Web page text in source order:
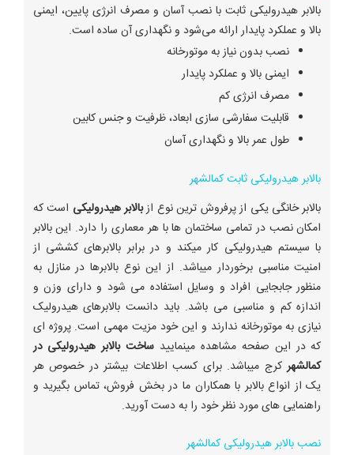
بالابر هیدرولیکی ثابت با نصب آسان و مصرف انرژی پایین، ایمنی
بالا و عملکرد پایدار ارائه می‌شود و نگهداری آن ساده است.
نصب بدون نیاز به موتورخانه
ایمنی بالا و عملکرد پایدار
مصرف انرژی کم
قابلیت سفارشی سازی ابعاد، ظرفیت و جنس کابین
طول عمر بالا و نگهداری آسان
بالابر هیدرولیکی ثابت کمالشهر
بالابر خانگی یکی از پرفروش ترین نوع ازبالابر هیدرولیکی است که
امکان نصب در تمامی ساختمان ها با هر معماری را دارد. این بالابر
با سیستم هیدرولیکی کار میکند و در برابر بالابرهای کششی از
امنیت مناسبی برخوردار میباشد. از این نوع بالابرها در منازل به
منظور جابجایی افراد و وسایل استفاده می شود و دارای وزن و
اندازه کم و مناسبی می باشد. باید دانست بالابرهای هیدرولیک
نیازی به موتورخانه ندارند و این خود مزیت مهمی است. پروژه ای
که در این صفحه مشاهده مینمایید ساخت بالابر هیدرولیکی در
کمالشهرکرج میباشد. برای کسب اطلاعات بیشتر در خصوص هر
یک از انواع بالابر با همکاران ما در بخش فروش، تماس بگیرید و
راهنمایی های مورد نظر خود را به دست آورید.
نصب بالابر هیدرولیکی کمالشهر